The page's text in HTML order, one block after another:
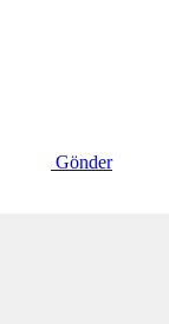
Gönder